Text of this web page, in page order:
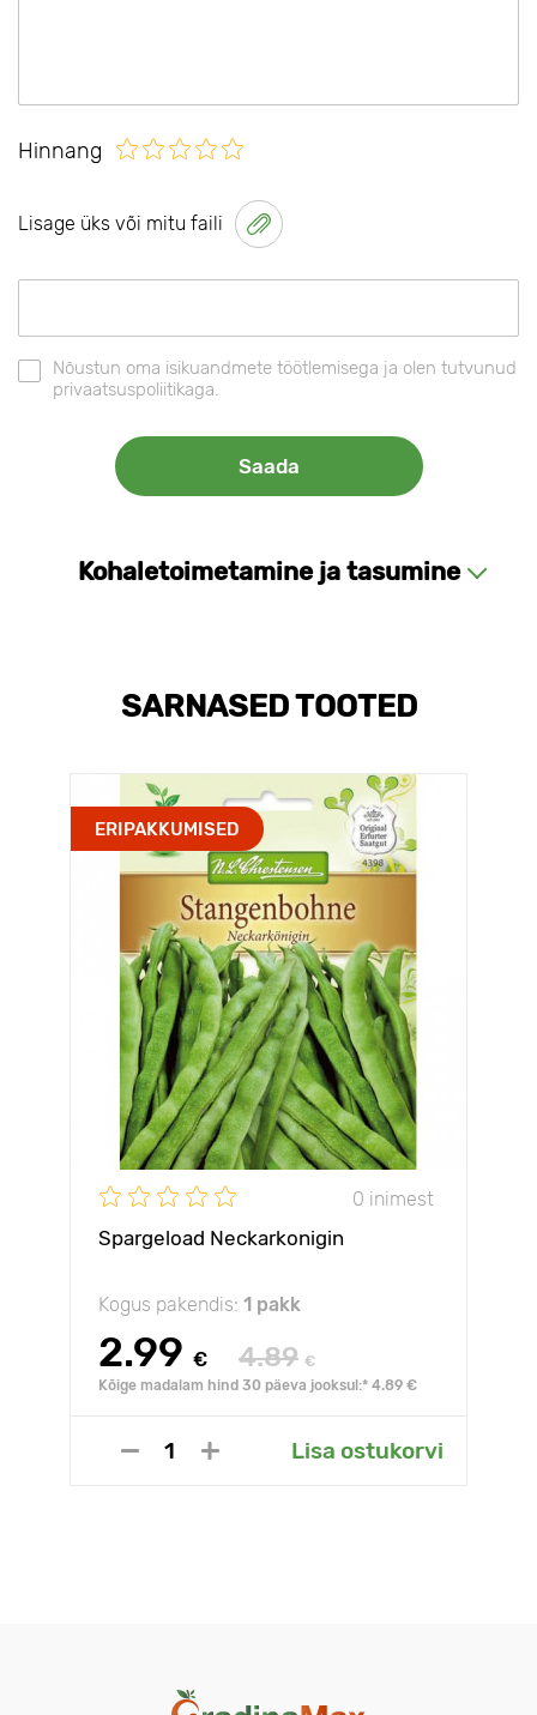
Hinnang
Lisage üks või mitu faili
Nõustun oma isikuandmete töötlemisega ja olen tutvunud
privaatsuspoliitikaga.
Kohaletoimetamine ja tasumine
SARNASED TOOTED
ERIPAKKUMISED
0 inimest
Spargeload Neckarkonigin
Kogus pakendis: 1 pakk
2.99 € 4.89 €
Kõige madalam hind 30 päeva jooksul:* 4.89 €
Lisa ostukorvi